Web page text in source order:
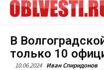
В
только 10
10.06.2024 Иван Спиридонов